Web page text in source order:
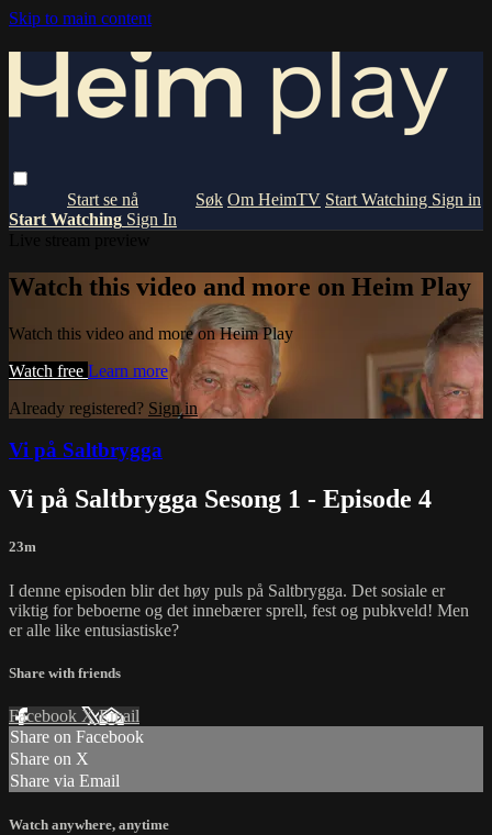
Skip to main content
Om HeimTV Start Watching Sign in
Start Watching Sign In
Watch this video and more on Heim Play
Watch this video and more on Heim Play
Watch free Learn more
Already registered? Sign in
Vi på Saltbrygga
Vi på Saltbrygga Sesong 1 - Episode 4
23m
I denne episoden blir det høy puls på Saltbrygga. Det sosiale er
viktig for beboerne og det innebærer sprell, fest og pubkveld! Men
er alle like entusiastiske?
Share with friends
Facebook XEmail
Share on Facebook
Share on X
Share via Email
Watch anywhere, anytime